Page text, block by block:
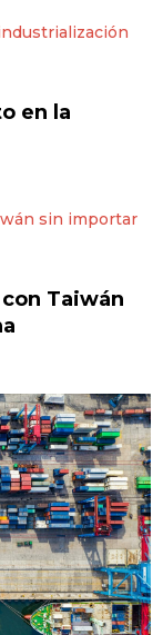
en la
Taiwán